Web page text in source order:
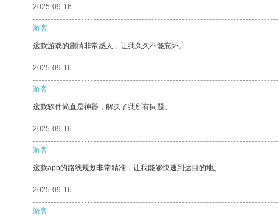
2025-09-16
游客
这款游戏的剧情非常感人，让我久久不能忘怀。
2025-09-16
游客
这款软件简直是神器，解决了我所有问题。
2025-09-16
游客
这款app的路线规划非常精准，让我能够快速到达目的地。
2025-09-16
游客